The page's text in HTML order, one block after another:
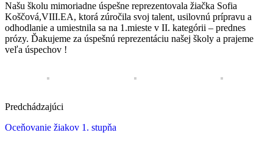
Našu školu mimoriadne úspešne reprezentovala žiačka Sofia
Koščová,VIII.EA, ktorá zúročila svoj talent, usilovnú prípravu a
odhodlanie a umiestnila sa na 1.mieste v II. kategórii – prednes
prózy. Ďakujeme za úspešnú reprezentáciu našej školy a prajeme
veľa úspechov !
Predchádzajúci
Oceňovanie žiakov 1. stupňa